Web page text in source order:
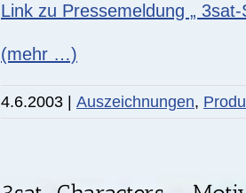
Link zu Pressemeldung „
(mehr …)
4.6.2003 Auszeichnungen,